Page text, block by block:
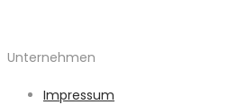
Unternehmen
Impressum